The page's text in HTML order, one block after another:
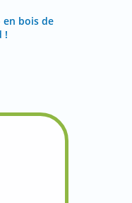
bois de
!